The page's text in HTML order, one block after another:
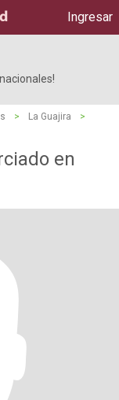
Ingresar
> La Guajira
>
en